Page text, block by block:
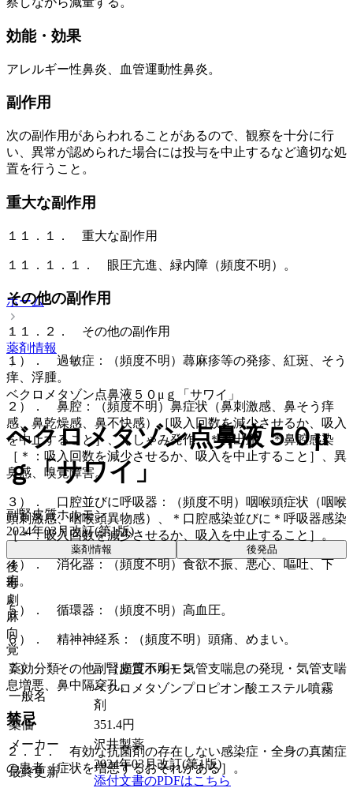
効能・効果
アレルギー性鼻炎、血管運動性鼻炎。
副作用
次の副作用があらわれることがあるので、観察を十分に行
い、異常が認められた場合には投与を中止するなど適切な処
置を行うこと。
重大な副作用
１１．１． 重大な副作用
１１．１．１． 眼圧亢進、緑内障（頻度不明）。
その他の副作用
１１．２． その他の副作用
１）． 過敏症：（頻度不明）蕁麻疹等の発疹、紅斑、そう
痒、浮腫。
２）． 鼻腔：（頻度不明）鼻症状（鼻刺激感、鼻そう痒
感、鼻乾燥感、鼻不快感）［吸入回数を減少させるか、吸入
を中止すること］、くしゃみ発作、＊鼻出血、＊鼻腔感染
［＊：吸入回数を減少させるか、吸入を中止すること］、異
臭感、嗅覚障害。
３）． 口腔並びに呼吸器：（頻度不明）咽喉頭症状（咽喉
頭刺激感、咽喉頭異物感）、＊口腔感染並びに＊呼吸器感染
［＊：吸入回数を減少させるか、吸入を中止すること］。
４）． 消化器：（頻度不明）食欲不振、悪心、嘔吐、下
痢。
５）． 循環器：（頻度不明）高血圧。
６）． 精神神経系：（頻度不明）頭痛、めまい。
７）． その他：（頻度不明）気管支喘息の発現・気管支喘
息増悪、鼻中隔穿孔。
禁忌
２．１． 有効な抗菌剤の存在しない感染症・全身の真菌症
の患者［症状を増悪するおそれがある］。
ホーム
薬剤情報
ベクロメタゾン点鼻液５０μｇ「サワイ」
ベクロメタゾン点鼻液５０μ
ｇ「サワイ」
副腎皮質ホルモン
2024年03月改訂(第1版)
薬剤情報 後発品
後
毒
劇
麻
向
覚
薬効分類
副腎皮質ホルモン
一般名
ベクロメタゾンプロピオン酸エステル噴霧
剤
薬価
351.4円
メーカー
沢井製薬
最終更新
2024年03月改訂(第1版)
添付文書のPDFはこちら